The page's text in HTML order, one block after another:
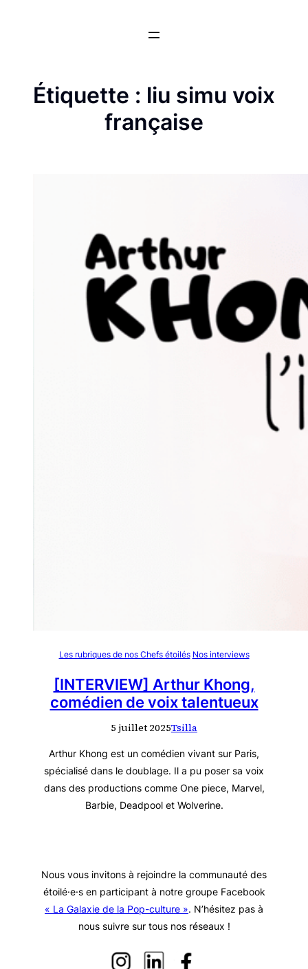
Étiquette : liu simu voix
française
Les rubriques de nos Chefs étoilés Nos interviews
[INTERVIEW] Arthur Khong,
comédien de voix talentueux
5 juillet 2025Tsilla
Arthur Khong est un comédien vivant sur Paris,
spécialisé dans le doublage. Il a pu poser sa voix
dans des productions comme One piece, Marvel,
Barbie, Deadpool et Wolverine.
Nous vous invitons à rejoindre la communauté des
étoilé·e·s en participant à notre groupe Facebook
« La Galaxie de la Pop-culture ». N’hésitez pas à
nous suivre sur tous nos réseaux !